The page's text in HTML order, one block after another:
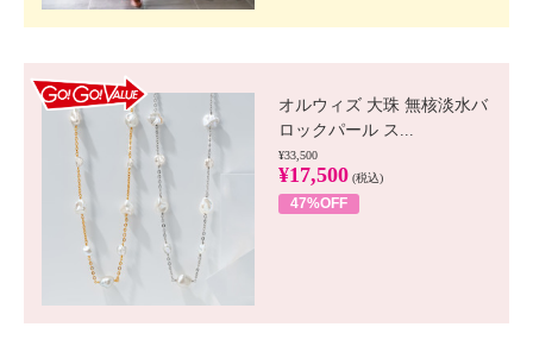
オルウィズ 大珠 無核淡水バ
ロックパール ス...
¥33,500
¥17,500 (税込)
47%OFF